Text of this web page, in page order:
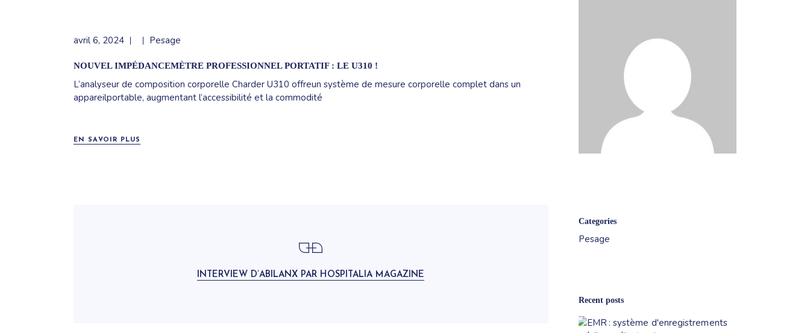
avril 6, 2024 Pesage
NOUVEL IMPÉDANCEMÈTRE PROFESSIONNEL PORTATIF : LE U310 !
L’analyseur de composition corporelle Charder U310 offreun système de mesure corporelle complet dans un
appareilportable, augmentant l’accessibilité et la commodité
EN SAVOIR PLUS
INTERVIEW D’ABILANX PAR HOSPITALIA MAGAZINE
Categories
Pesage
Recent posts